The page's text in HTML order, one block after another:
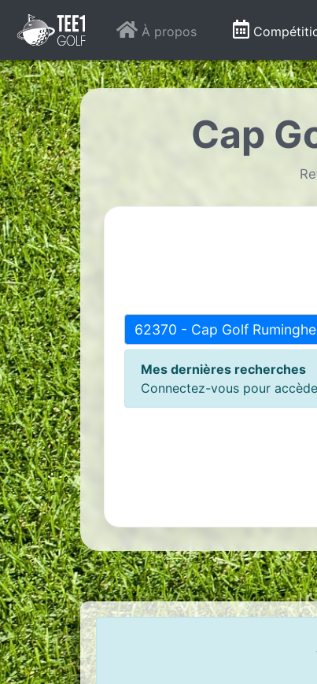
À propos
Cap
62370 - Cap Golf
Mes dernières recherches
Connectez-vous pour